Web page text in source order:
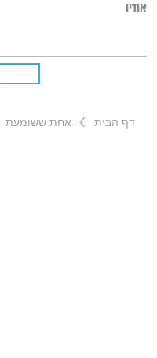
אודיו
דף הבית אחת ששומעת